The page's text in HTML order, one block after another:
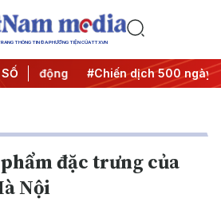
THÔNG TIN ĐA PHƯƠNG TIỆN CỦA TTXVN
động #Chiến dịch 500 ngày đêm
đặc trưng của
Nội